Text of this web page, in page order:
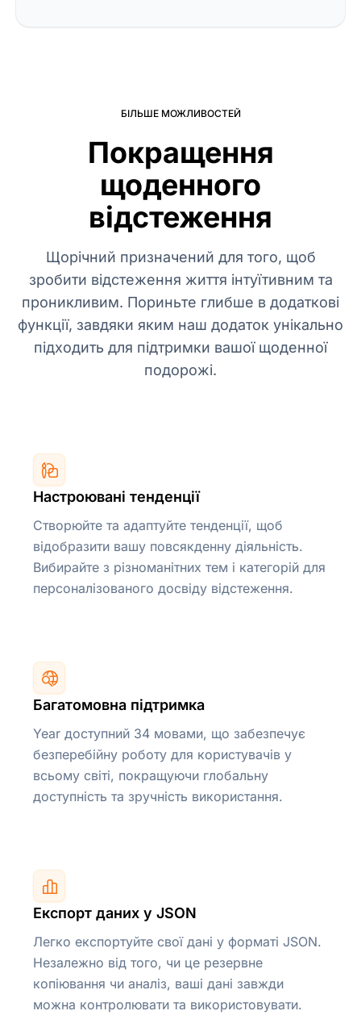
БІЛЬШЕ МОЖЛИВОСТЕЙ
Покращення
щоденного
відстеження
Щорічний призначений для того, щоб
зробити відстеження життя інтуїтивним та
проникливим. Пориньте глибше в додаткові
функції, завдяки яким наш додаток унікально
підходить для підтримки вашої щоденної
подорожі.
Настроювані тенденції
Створюйте та адаптуйте тенденції, щоб
відобразити вашу повсякденну діяльність.
Вибирайте з різноманітних тем і категорій для
персоналізованого досвіду відстеження.
Багатомовна підтримка
Year доступний 34 мовами, що забезпечує
безперебійну роботу для користувачів у
всьому світі, покращуючи глобальну
доступність та зручність використання.
Експорт даних у JSON
Легко експортуйте свої дані у форматі JSON.
Незалежно від того, чи це резервне
копіювання чи аналіз, ваші дані завжди
можна контролювати та використовувати.